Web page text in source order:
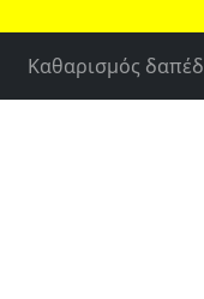
Καθαρισμός